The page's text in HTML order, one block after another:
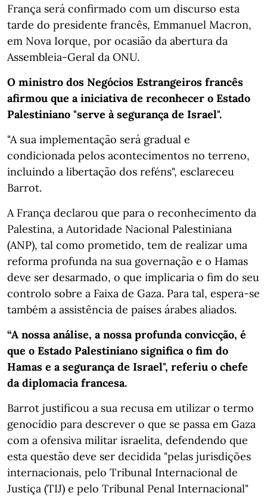
França será confirmado com um discurso esta
tarde do presidente francês, Emmanuel Macron,
em Nova Iorque, por ocasião da abertura da
Assembleia-Geral da ONU.
O ministro dos Negócios Estrangeiros francês
afirmou que a iniciativa de reconhecer o Estado
Palestiniano "serve à segurança de Israel".
"A sua implementação será gradual e
condicionada pelos acontecimentos no terreno,
incluindo a libertação dos reféns", esclareceu
Barrot.
A França declarou que para o reconhecimento da
Palestina, a Autoridade Nacional Palestiniana
(ANP), tal como prometido, tem de realizar uma
reforma profunda na sua governação e o Hamas
deve ser desarmado, o que implicaria o fim do seu
controlo sobre a Faixa de Gaza. Para tal, espera-se
também a assistência de países árabes aliados.
“A nossa análise, a nossa profunda convicção, é
que o Estado Palestiniano significa o fim do
Hamas e a segurança de Israel", referiu o chefe
da diplomacia francesa.
Barrot justificou a sua recusa em utilizar o termo
genocídio para descrever o que se passa em Gaza
com a ofensiva militar israelita, defendendo que
esta questão deve ser decidida "pelas jurisdições
internacionais, pelo Tribunal Internacional de
Justiça (TIJ) e pelo Tribunal Penal Internacional"